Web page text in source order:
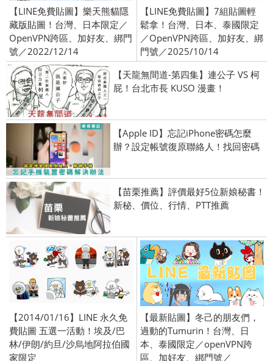
【LINE免費貼圖】樂天熊貓隱
藏版貼圖！台灣、日本限定／
OpenVPN跨區、加好友、綁門
號／2022/12/14
【LINE免費貼圖】7組貼圖輕
鬆拿！台灣、日本、泰國限定
／OpenVPN跨區、加好友、綁
門號／2025/10/14
【天龍無間道-第四集】連公子 VS 柯
屁！台北市長 KUSO 漫畫！
【Apple ID】忘記iPhone密碼怎麼
辦？設定帳號復原聯絡人！找回密碼
【苗栗推薦】評價最好5位新娘秘書！
新秘、價位、行情、PTT推薦
【2014/01/16】LINE 永久免
費貼圖 五選一活動！埃及/巴
林/伊朗/約旦/沙烏地阿拉伯國
家限定
【最新貼圖】冬己的朋友們，
過動的Tumurin！台灣、日
本、泰國限定／openVPN跨
區、加好友、綁門號／